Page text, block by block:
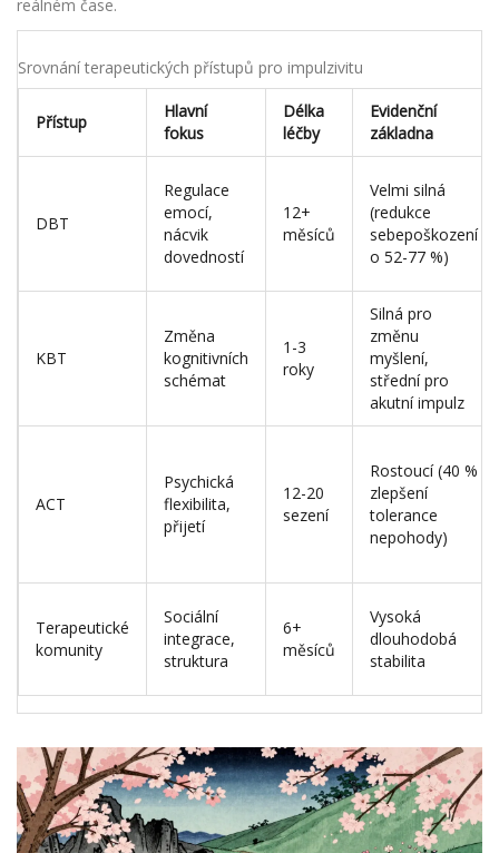
reálném čase.
Srovnání terapeutických přístupů pro impulzivitu
Přístup
Hlavní
fokus
Délka
léčby
Evidenční
základna
DBT
Regulace
emocí,
nácvik
dovedností
12+
měsíců
Velmi silná
(redukce
sebepoškození
o 52-77 %)
KBT
Změna
kognitivních
schémat
1-3
roky
Silná pro
změnu
myšlení,
střední pro
akutní impulz
ACT
Psychická
flexibilita,
přijetí
12-20
sezení
Rostoucí (40 %
zlepšení
tolerance
nepohody)
Terapeutické
komunity
Sociální
integrace,
struktura
6+
měsíců
Vysoká
dlouhodobá
stabilita